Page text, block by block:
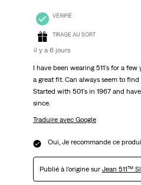
VÉRIFIÉ
TIRAGE AU SORT
il y a 6 jours
I have been wearing 511's for a
a great fit. Can always seem to find
Started with 501's in 1967 and
since.
Traduire avec Google
Oui, Je recommande ce
Publié à l'origine sur Jean 511™